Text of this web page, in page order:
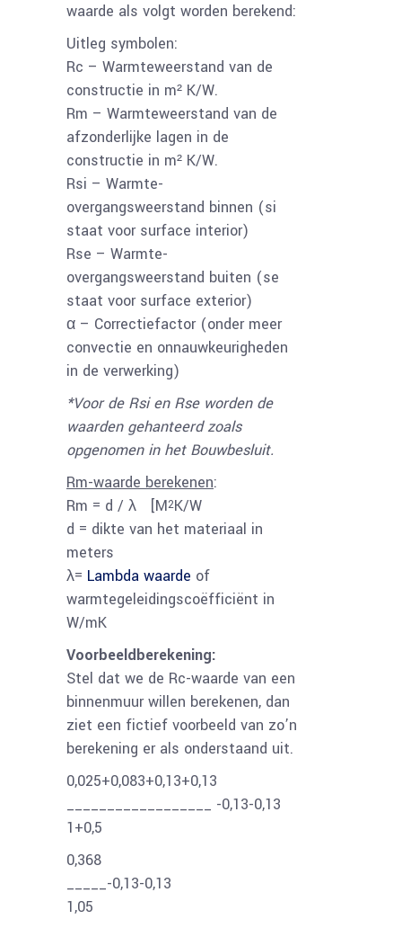
waarde als volgt worden berekend:
Uitleg symbolen:
Rc – Warmteweerstand van de
constructie in m² K/W.
Rm – Warmteweerstand van de
afzonderlijke lagen in de
constructie in m² K/W.
Rsi – Warmte-
overgangsweerstand binnen (si
staat voor surface interior)
Rse – Warmte-
overgangsweerstand buiten (se
staat voor surface exterior)
α – Correctiefactor (onder meer
convectie en onnauwkeurigheden
in de verwerking)
*Voor de Rsi en Rse worden de
waarden gehanteerd zoals
opgenomen in het Bouwbesluit.
Rm-waarde berekenen:
Rm = d / λ [M2K/W
d = dikte van het materiaal in
meters
λ= Lambda waarde of
warmtegeleidingscoëfficiënt in
W/mK
Voorbeeldberekening:
Stel dat we de Rc-waarde van een
binnenmuur willen berekenen, dan
ziet een fictief voorbeeld van zo’n
berekening er als onderstaand uit.
0,025+0,083+0,13+0,13
__________________ -0,13-0,13
1+0,5
0,368
_____-0,13-0,13
1,05